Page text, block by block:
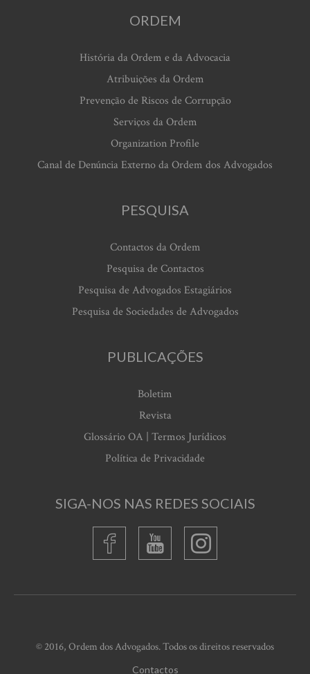
ORDEM
História da Ordem e da Advocacia
Atribuições da Ordem
Prevenção de Riscos de Corrupção
Serviços da Ordem
Organization Profile
Canal de Denúncia Externo da Ordem dos Advogados
PESQUISA
Contactos da Ordem
Pesquisa de Contactos
Pesquisa de Advogados Estagiários
Pesquisa de Sociedades de Advogados
PUBLICAÇÕES
Boletim
Revista
Glossário OA | Termos Jurídicos
Política de Privacidade
SIGA-NOS NAS REDES SOCIAIS
© 2016, Ordem dos Advogados. Todos os direitos reservados
Contactos